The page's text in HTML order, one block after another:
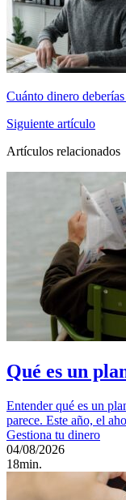
Cuánto dinero
Siguiente artículo
Artículos relacionados
Qué es un
Entender qué es un
parece. Este año, el
Gestiona tu dinero
04/08/2026
18min.